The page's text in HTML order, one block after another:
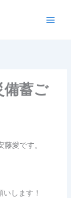
備蓄ご
愛です。
します！